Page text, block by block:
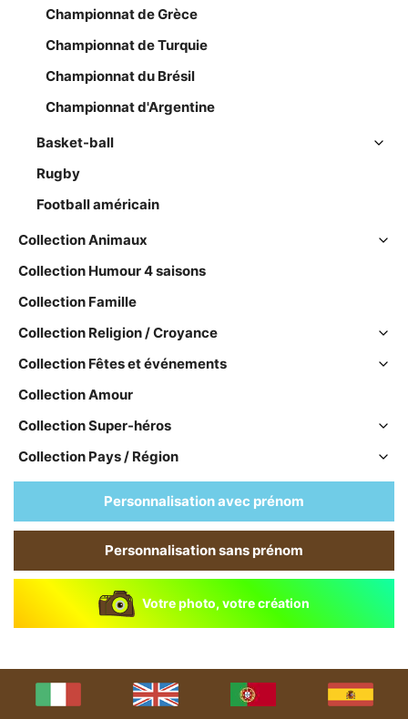
Championnat de Grèce
Championnat de Turquie
Championnat du Brésil
Championnat d'Argentine
Basket-ball
Rugby
Football américain
Collection Animaux
Collection Humour 4 saisons
Collection Famille
Collection Religion / Croyance
Collection Fêtes et événements
Collection Amour
Collection Super-héros
Collection Pays / Région
Personnalisation avec prénom
Personnalisation sans prénom
Votre photo, votre création